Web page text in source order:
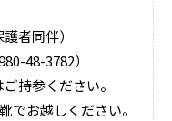
者同伴）
48-3782）
持参ください。
越しください。